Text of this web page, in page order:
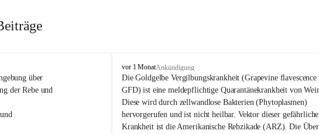
über
der Rebe und
O
s
l
i
p
vor 1 MonatAnkündigung
Die Goldgelbe Vergilbungskrankheit (Grapevine flavescence
GFD) ist eine meldepflichtige Quarantänekrankheit von
Diese wird durch zellwandlose Bakterien (Phytoplasmen)
hervorgerufen und ist nicht heilbar. Vektor dieser
Krankheit ist die Amerikanische Rebzikade (ARZ). Die